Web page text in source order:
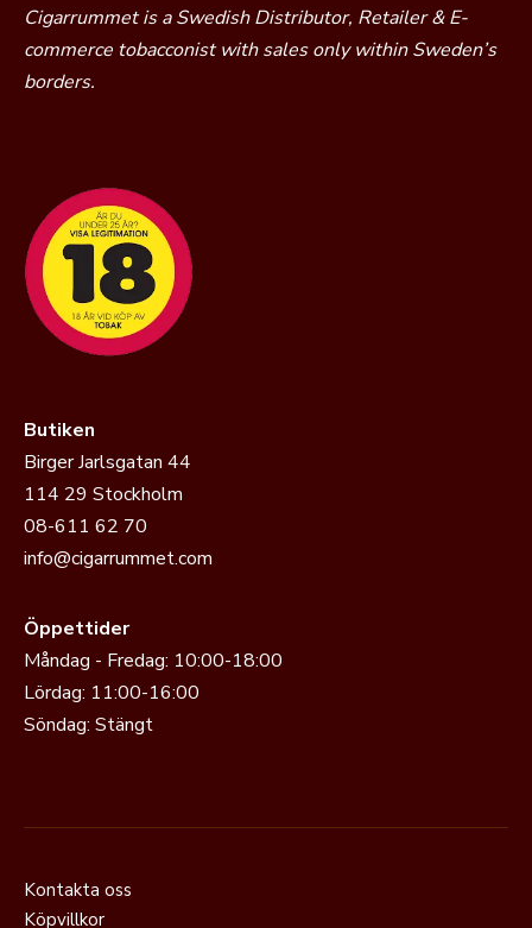
Cigarrummet is a Swedish Distributor, Retailer & E-
commerce tobacconist with sales only within Sweden’s
borders.
Butiken
Birger Jarlsgatan 44
114 29 Stockholm
08-611 62 70
info@cigarrummet.com
Öppettider
Måndag - Fredag: 10:00-18:00
Lördag: 11:00-16:00
Söndag: Stängt
Kontakta oss
Köpvillkor